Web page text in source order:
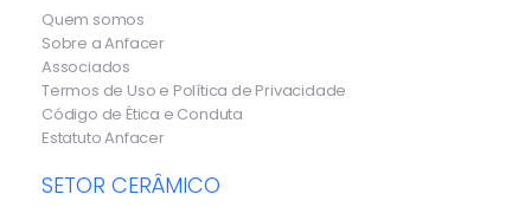
Quem somos
Sobre a Anfacer
Associados
Termos de Uso e Política de Privacidade
Código de Ética e Conduta
Estatuto Anfacer
SETOR CERÂMICO